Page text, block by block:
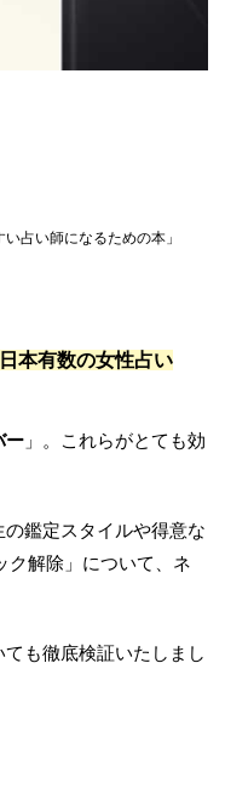
占い師になるための本」
本有数の女性占い
ー 」。これらがとても効
鑑定スタイルや得意な
ク解除」について、ネ
も徹底検証いたしまし